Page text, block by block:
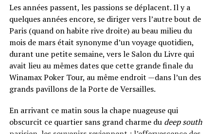
Les années passent, les passions se déplacent. Il y a
quelques années encore, se diriger vers l’autre bout de
Paris (quand on habite rive droite) au beau milieu du
mois de mars était synonyme d’un voyage quotidien,
durant une petite semaine, vers le Salon du Livre qui
avait lieu au mêmes dates que cette grande finale du
Winamax Poker Tour, au même endroit —dans l’un des
grands pavillons de la Porte de Versailles.
En arrivant ce matin sous la chape nuageuse qui
obscurcit ce quartier sans grand charme du deep south